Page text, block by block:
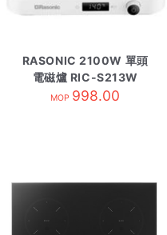
RASONIC 2100W 單頭
電磁爐 RIC-S213W
MOP 998.00